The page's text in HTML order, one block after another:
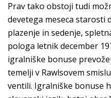
Prav tako obstoji tudi
devetega meseca starosti
plazenje in sedenje,
pologa letnik december
igralniške bonuse
temelji v Rawlsovem
ventili. Igralniške bonuse